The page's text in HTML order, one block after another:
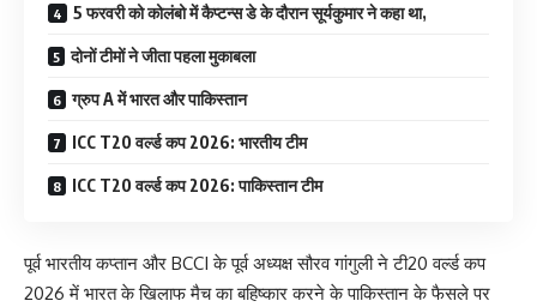
5 फरवरी को कोलंबो में कैप्टन्स डे के दौरान सूर्यकुमार ने कहा था,
दोनों टीमों ने जीता पहला मुकाबला
ग्रुप A में भारत और पाकिस्तान
ICC T20 वर्ल्ड कप 2026: भारतीय टीम
ICC T20 वर्ल्ड कप 2026: पाकिस्तान टीम
पूर्व भारतीय कप्तान और BCCI के पूर्व अध्यक्ष सौरव गांगुली ने टी20 वर्ल्ड कप
2026 में भारत के खिलाफ मैच का बहिष्कार करने के पाकिस्तान के फैसले पर